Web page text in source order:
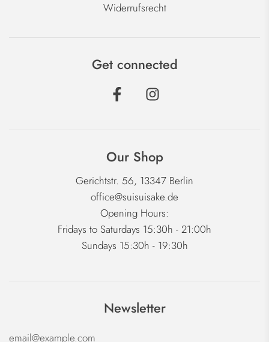
Widerrufsrecht
Get connected
Our Shop
Gerichtstr. 56, 13347 Berlin
office@suisuisake.de
Opening Hours:
Fridays to Saturdays 15:30h - 21:00h
Sundays 15:30h - 19:30h
Newsletter